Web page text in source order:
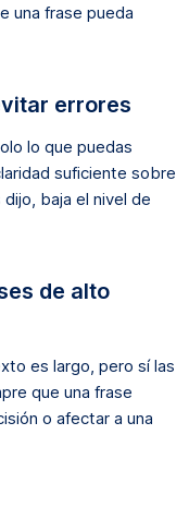
una frase pueda
errores
lo que puedas
suficiente sobre
baja el nivel de
de alto
es largo, pero sí las
que una frase
o afectar a una